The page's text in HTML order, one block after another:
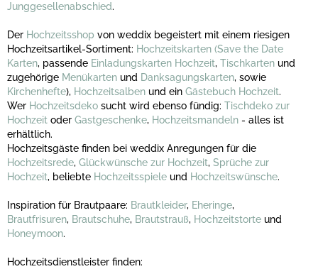
Junggesellenabschied.
Der Hochzeitsshop von weddix begeistert mit einem riesigen
Hochzeitsartikel-Sortiment: Hochzeitskarten (Save the Date
Karten, passende Einladungskarten Hochzeit, Tischkarten und
zugehörige Menükarten und Danksagungskarten, sowie
Kirchenhefte), Hochzeitsalben und ein Gästebuch Hochzeit.
Wer Hochzeitsdeko sucht wird ebenso fündig: Tischdeko zur
Hochzeit oder Gastgeschenke, Hochzeitsmandeln - alles ist
erhältlich.
Hochzeitsgäste finden bei weddix Anregungen für die
Hochzeitsrede, Glückwünsche zur Hochzeit, Sprüche zur
Hochzeit, beliebte Hochzeitsspiele und Hochzeitswünsche.
Inspiration für Brautpaare: Brautkleider, Eheringe,
Brautfrisuren, Brautschuhe, Brautstrauß, Hochzeitstorte und
Honeymoon.
Hochzeitsdienstleister finden: